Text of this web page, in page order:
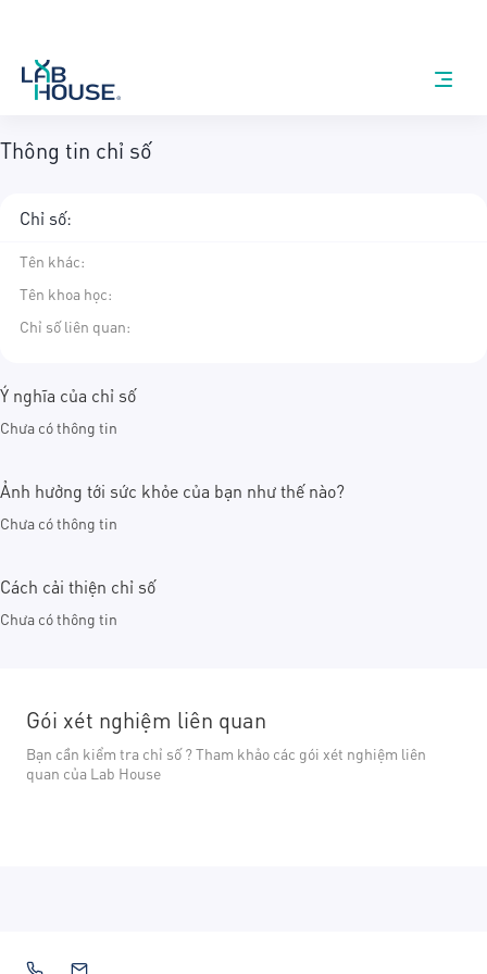
Thông tin chỉ số
Chỉ số:
Tên khác:
Tên khoa học:
Chỉ số liên quan:
Ý nghĩa của chỉ số
Chưa có thông tin
Ảnh hưởng tới sức khỏe của bạn như thế nào?
Chưa có thông tin
Cách cải thiện chỉ số
Chưa có thông tin
Gói xét nghiệm liên quan
Bạn cần kiểm tra chỉ số ? Tham khảo các gói xét nghiệm liên
quan của Lab House